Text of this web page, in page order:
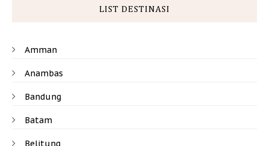
LIST DESTINASI
Amman
Anambas
Bandung
Batam
Belitung